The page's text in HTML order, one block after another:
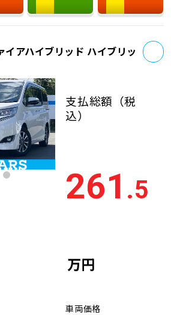
イアハイブリッド ハイブリッ
支払総額 （税
込）
261 .5
万円
車両価格